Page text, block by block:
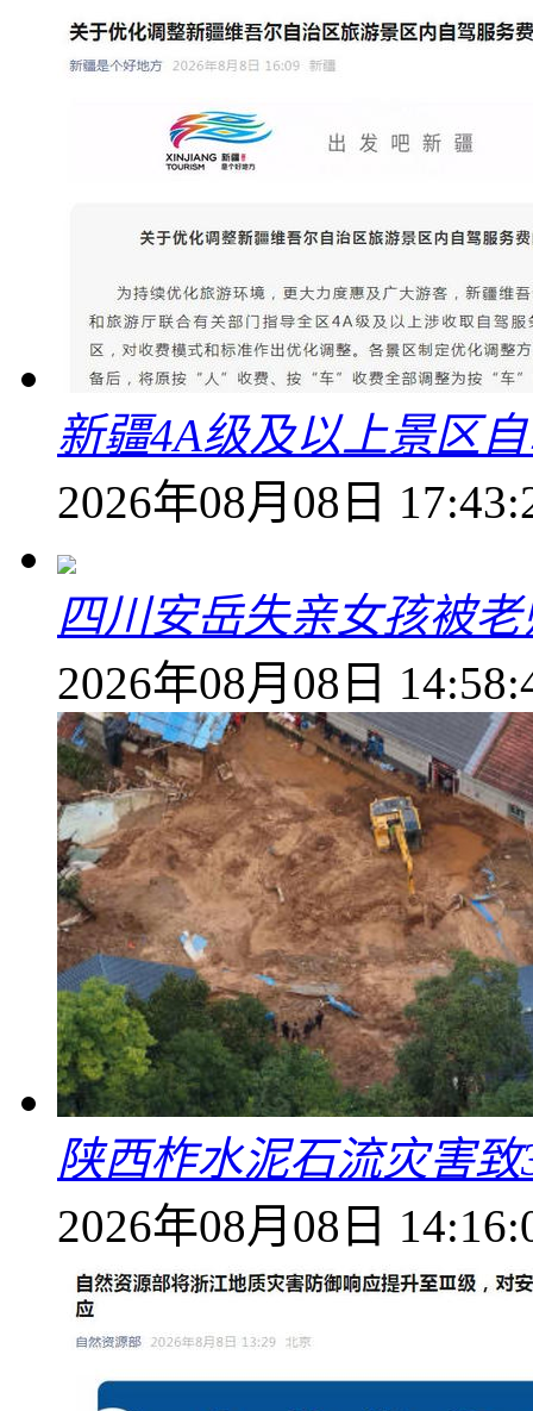
新疆4A级及以上景区
2026年08月08日
四川安岳失亲女孩被
2026年08月08日
陕西柞水泥石流灾害
2026年08月08日